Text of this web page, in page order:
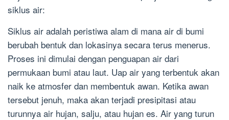
siklus air:
Siklus air adalah peristiwa alam di mana air di bumi
berubah bentuk dan lokasinya secara terus menerus.
Proses ini dimulai dengan penguapan air dari
permukaan bumi atau laut. Uap air yang terbentuk akan
naik ke atmosfer dan membentuk awan. Ketika awan
tersebut jenuh, maka akan terjadi presipitasi atau
turunnya air hujan, salju, atau hujan es. Air yang turun